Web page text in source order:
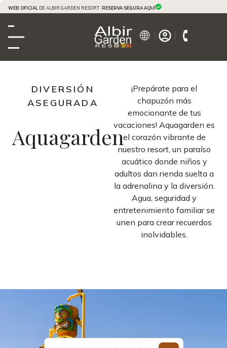
WEB OFICIAL DE ALBIR GARDEN RESORT ·RESERVA SEGURA AQUÍ
DIVERSIÓN
ASEGURADA
Aquagarden
¡Prepárate para el
chapuzón más
emocionante de tus
vacaciones! Aquagarden es
el corazón vibrante de
nuestro resort, un paraíso
acuático donde niños y
adultos dan rienda suelta a
la adrenalina y la diversión.
Agua, seguridad y
entretenimiento familiar se
unen para crear recuerdos
inolvidables.